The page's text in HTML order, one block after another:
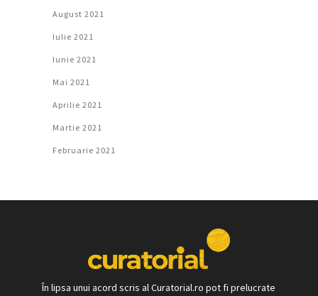
August 2021
Iulie 2021
Iunie 2021
Mai 2021
Aprilie 2021
Martie 2021
Februarie 2021
În lipsa unui acord scris al Curatorial.ro pot fi prelucrate